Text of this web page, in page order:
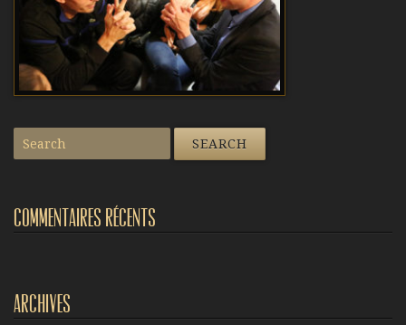
Commentaires récents
Archives